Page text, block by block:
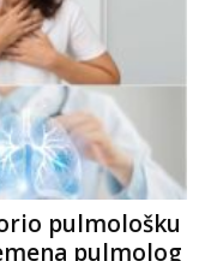
pulmološku
pulmolog